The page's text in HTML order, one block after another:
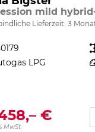
mild
Lieferzeit: 3
LPG
€
MwSt.